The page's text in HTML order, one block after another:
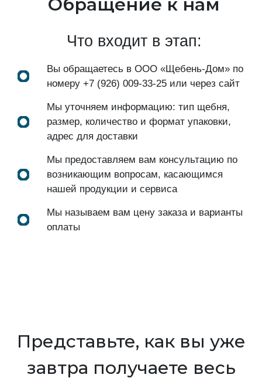
Обращение к нам
Что входит в этап:
Вы обращаетесь в ООО «Щебень-Дом» по
номеру +7 (926) 009-33-25 или через сайт
Мы уточняем информацию: тип щебня,
размер, количество и формат упаковки,
адрес для доставки
Мы предоставляем вам консультацию по
возникающим вопросам, касающимся
нашей продукции и сервиса
Мы называем вам цену заказа и варианты
оплаты
Представьте, как вы уже
завтра получаете весь